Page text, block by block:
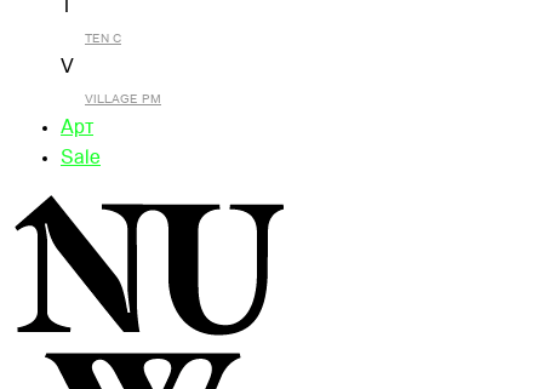
TEN C
V
VILLAGE PM
Арт
Sale